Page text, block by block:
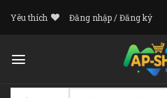
Yêu thích Đăng nhập / Đăng ký